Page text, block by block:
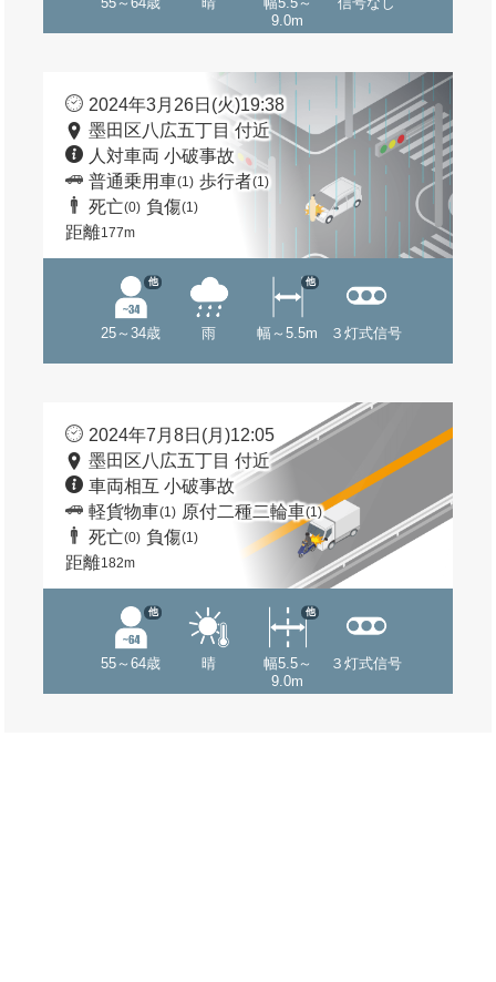
9.0m
2024年3月26日(火)19:38
墨田区八広五丁目 付近
人対車両 小破事故
普通乗用車(1) 歩行者(1)
死亡(0) 負傷(1)
距離177m
25～34歳
他
雨 幅～5.5m
他
３灯式信号
2024年7月8日(月)12:05
墨田区八広五丁目 付近
車両相互 小破事故
軽貨物車(1) 原付二種二輪車(1)
死亡(0) 負傷(1)
距離182m
55～64歳
他
晴
幅5.5～
9.0m
他
３灯式信号